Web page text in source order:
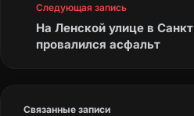
Следующая запись
На Ленской улице в
провалился асфальт
Связанные записи